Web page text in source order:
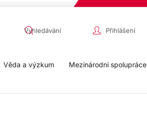
Přihlášení
Věda a výzkum Mezinárodní spolupráce